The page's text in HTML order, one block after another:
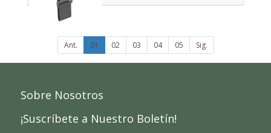
Ant. 01 02 03 04 05 Sig.
Sobre Nosotros
¡Suscríbete a Nuestro Boletín!